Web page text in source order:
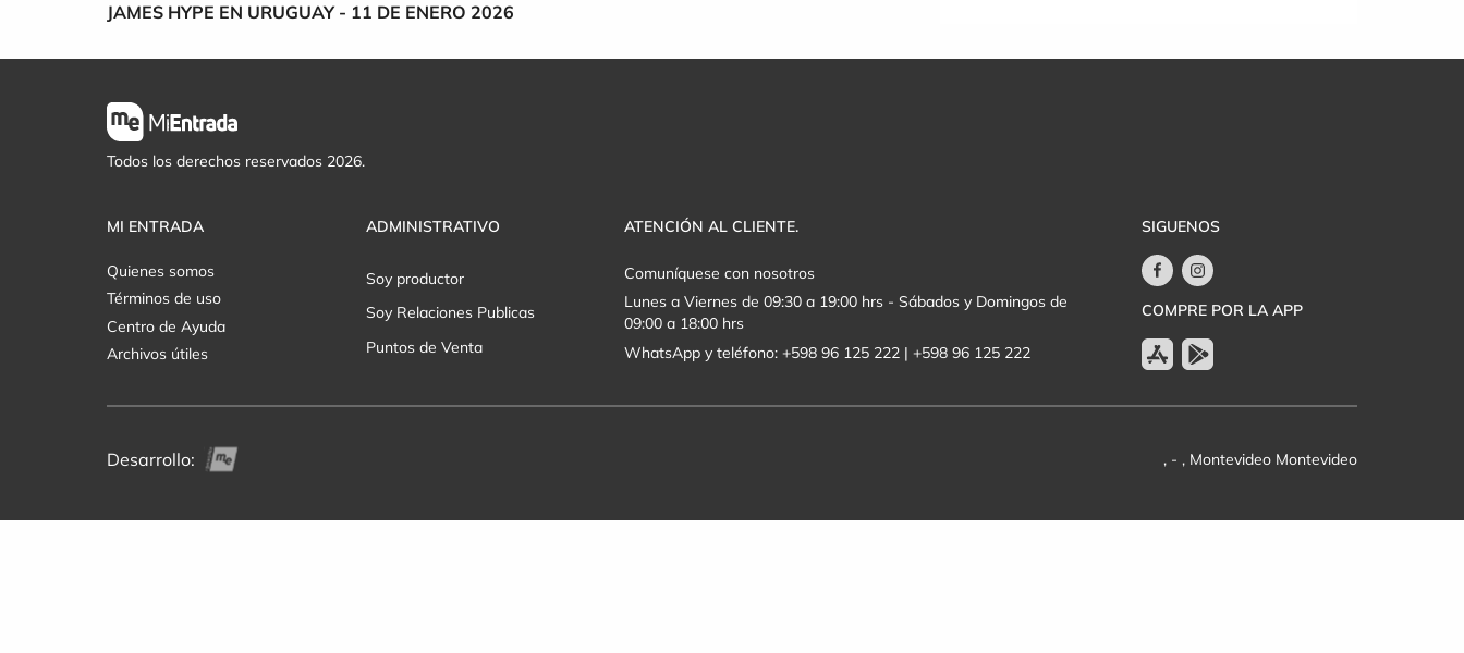
JAMES HYPE EN URUGUAY - 11 DE ENERO 2026
Todos los derechos reservados 2026.
MI ENTRADA
Quienes somos
Términos de uso
Centro de Ayuda
Archivos útiles
ADMINISTRATIVO
Soy productor
Soy Relaciones Publicas
Puntos de Venta
ATENCIÓN AL CLIENTE.
Comuníquese con nosotros
Lunes a Viernes de 09:30 a 19:00 hrs - Sábados y Domingos de
09:00 a 18:00 hrs
WhatsApp y teléfono: +598 96 125 222 | +598 96 125 222
SIGUENOS
COMPRE POR LA APP
Desarrollo: , - , Montevideo Montevideo